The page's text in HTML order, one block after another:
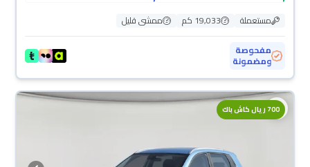
مستعملة 19,033 كم
ممشى قليل
مفحوصة
ومضمونة
700 ريال كاش باك